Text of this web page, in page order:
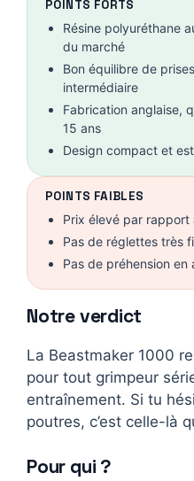
POINTS FORTS
Résine polyuréthane
du marché
Bon équilibre de
intermédiaire
Fabrication anglaise,
15 ans
Design compact et
POINTS FAIBLES
Prix élevé par rapport
Pas de réglettes très
Pas de préhension en
Notre verdict
La Beastmaker 1000
pour tout grimpeur
entraînement. Si tu
poutres, c’est celle-là
Pour qui ?